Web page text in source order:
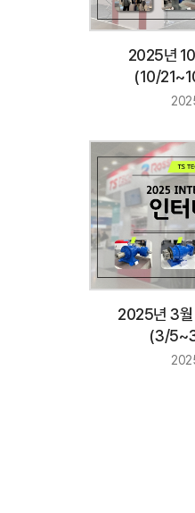
2025년
(10/
2025년 3월
(3/